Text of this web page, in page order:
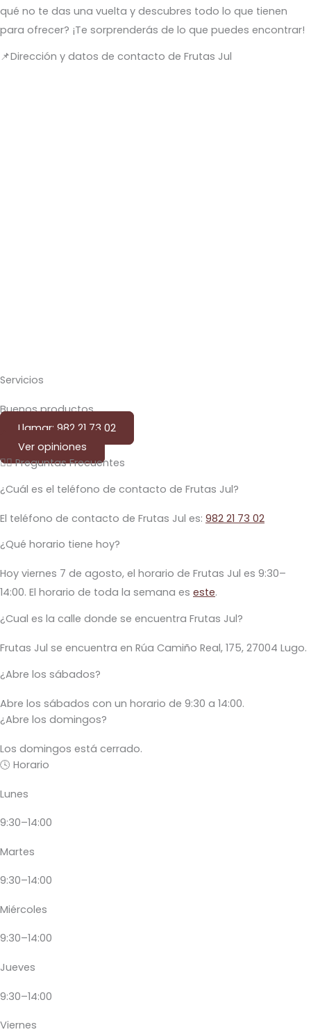
qué no te das una vuelta y descubres todo lo que tienen
para ofrecer? ¡Te sorprenderás de lo que puedes encontrar!
📌Dirección y datos de contacto de Frutas Jul
Servicios
Buenos productos
Llamar: 982 21 73 02
Ver opiniones
🙋‍♂️ Preguntas Frecuentes
¿Cuál es el teléfono de contacto de Frutas Jul?
El teléfono de contacto de Frutas Jul es: 982 21 73 02
¿Qué horario tiene hoy?
Hoy viernes 7 de agosto, el horario de Frutas Jul es 9:30–
14:00. El horario de toda la semana es este.
¿Cual es la calle donde se encuentra Frutas Jul?
Frutas Jul se encuentra en Rúa Camiño Real, 175, 27004 Lugo.
¿Abre los sábados?
Abre los sábados con un horario de 9:30 a 14:00.
¿Abre los domingos?
Los domingos está cerrado.
🕓 Horario
Lunes
9:30–14:00
Martes
9:30–14:00
Miércoles
9:30–14:00
Jueves
9:30–14:00
Viernes